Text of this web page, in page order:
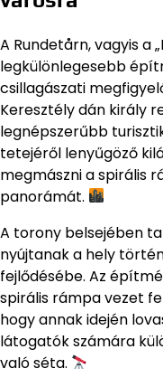
A Rundetårn, vagyis a
legkülönlegesebb
csillagászati
Keresztély dán király
legnépszerűbb
tetejéről lenyűgöző
megmászni a spirális
panorámát.
A torony belsejében
nyújtanak a hely
fejlődésébe. Az
spirális rámpa vezet
hogy annak idején
látogatók számára
való séta.